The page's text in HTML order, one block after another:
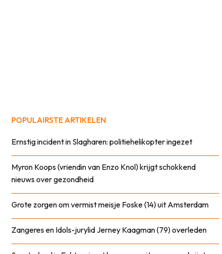
POPULAIRSTE ARTIKELEN
Ernstig incident in Slagharen: politiehelikopter ingezet
Myron Koops (vriendin van Enzo Knol) krijgt schokkend
nieuws over gezondheid
Grote zorgen om vermist meisje Foske (14) uit Amsterdam
Zangeres en Idols-jurylid Jerney Kaagman (79) overleden